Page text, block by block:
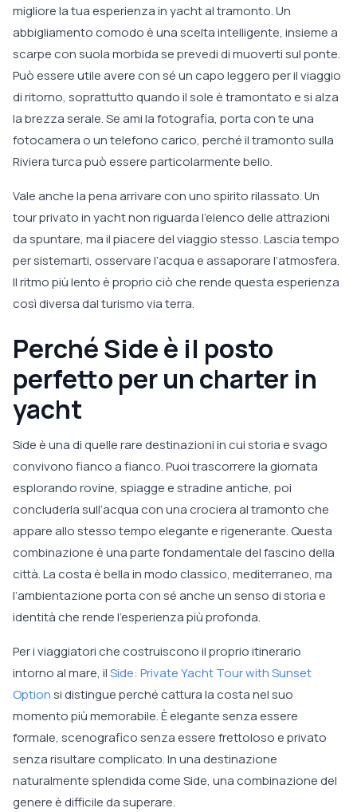
migliore la tua esperienza in yacht al tramonto. Un
abbigliamento comodo è una scelta intelligente, insieme a
scarpe con suola morbida se prevedi di muoverti sul ponte.
Può essere utile avere con sé un capo leggero per il viaggio
di ritorno, soprattutto quando il sole è tramontato e si alza
la brezza serale. Se ami la fotografia, porta con te una
fotocamera o un telefono carico, perché il tramonto sulla
Riviera turca può essere particolarmente bello.
Vale anche la pena arrivare con uno spirito rilassato. Un
tour privato in yacht non riguarda l’elenco delle attrazioni
da spuntare, ma il piacere del viaggio stesso. Lascia tempo
per sistemarti, osservare l’acqua e assaporare l’atmosfera.
Il ritmo più lento è proprio ciò che rende questa esperienza
così diversa dal turismo via terra.
Perché Side è il posto
perfetto per un charter in
yacht
Side è una di quelle rare destinazioni in cui storia e svago
convivono fianco a fianco. Puoi trascorrere la giornata
esplorando rovine, spiagge e stradine antiche, poi
concluderla sull’acqua con una crociera al tramonto che
appare allo stesso tempo elegante e rigenerante. Questa
combinazione è una parte fondamentale del fascino della
città. La costa è bella in modo classico, mediterraneo, ma
l’ambientazione porta con sé anche un senso di storia e
identità che rende l’esperienza più profonda.
Per i viaggiatori che costruiscono il proprio itinerario
intorno al mare, ilSide: Private Yacht Tour with Sunset
Optionsi distingue perché cattura la costa nel suo
momento più memorabile. È elegante senza essere
formale, scenografico senza essere frettoloso e privato
senza risultare complicato. In una destinazione
naturalmente splendida come Side, una combinazione del
genere è difficile da superare.